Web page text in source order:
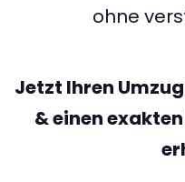
ohne
Jetzt Ihren
& einen